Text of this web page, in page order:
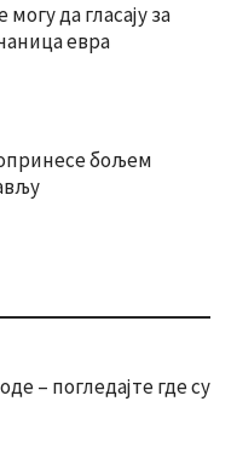
да гласају за
евра
бољем
– погледајте где су